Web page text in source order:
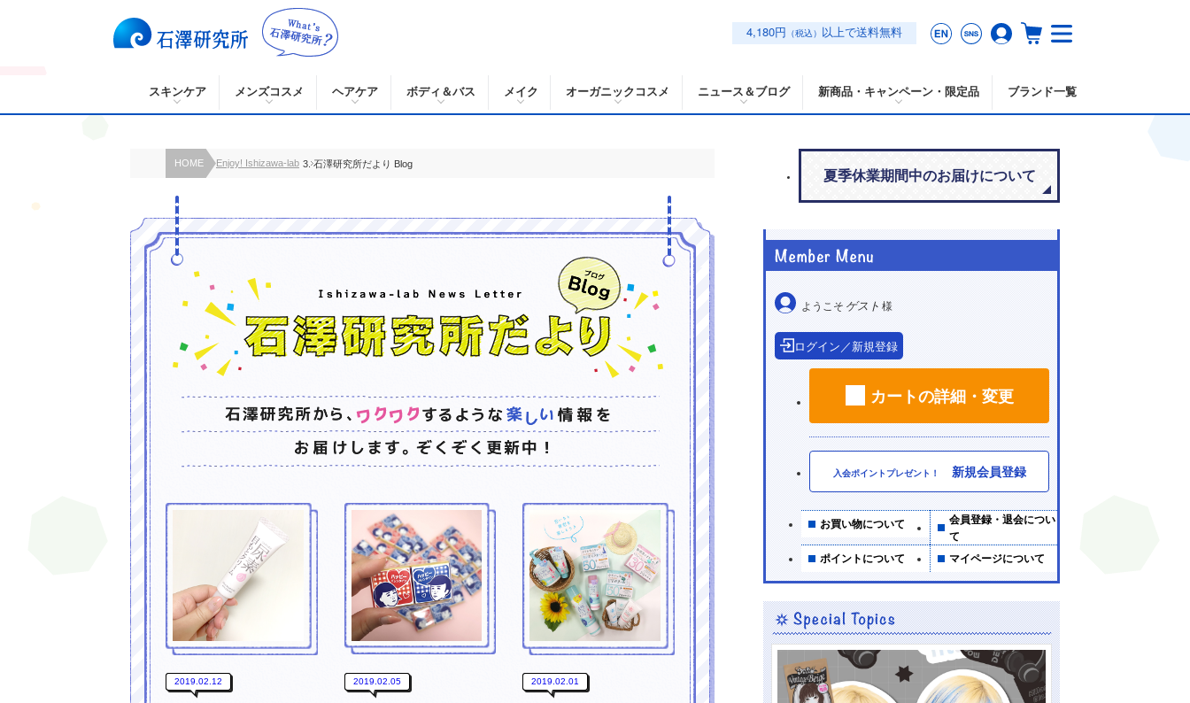
4,180円 （税込） 以上で送料無料
スキンケア メンズコスメ ヘアケア ボディ＆バス メイク オーガニックコスメ ニュース＆ブログ 新商品・キャンペーン・限定品 ブランド一覧
HOME Enjoy! Ishizawa-lab 石澤研究所だより Blog
2019.02.12 2019.02.05 2019.02.01
夏季休業期間中のお届けについて
ようこそゲスト 様
ログイン／新規登録
カートの詳細・変更
入会ポイントプレゼント！ 新規会員登録
お買い物について
会員登録・退会につい
て
ポイントについて
マイページについて